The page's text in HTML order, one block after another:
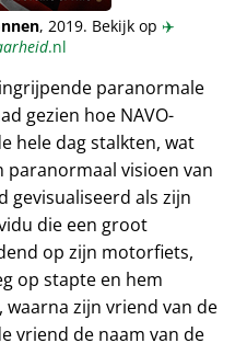
, 2019. Bekijk op ✈️
.nl
paranormale
gezien hoe NAVO-
hele dag stalkten, wat
visioen van
gevisualiseerd als zijn
die een groot
op zijn motorfiets,
op stapte en hem
waarna zijn vriend van de
vriend de naam van de